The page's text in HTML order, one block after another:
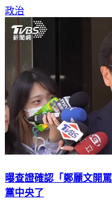
政治
曝查證確認「鄭麗文開
黨中央了